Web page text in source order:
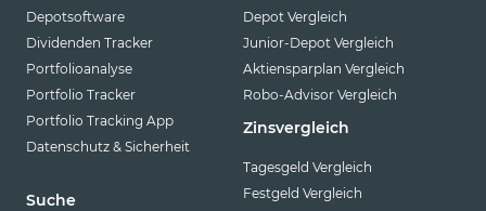
Depotsoftware
Dividenden Tracker
Portfolioanalyse
Portfolio Tracker
Portfolio Tracking App
Datenschutz & Sicherheit
Suche
Depot Vergleich
Junior-Depot Vergleich
Aktiensparplan Vergleich
Robo-Advisor Vergleich
Zinsvergleich
Tagesgeld Vergleich
Festgeld Vergleich